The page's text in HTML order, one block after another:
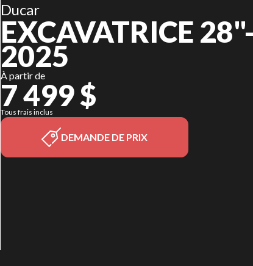
Ducar
EXCAVATRICE
2025
À partir de
7 499 $
Tous frais inclus
DEMANDE DE PRIX